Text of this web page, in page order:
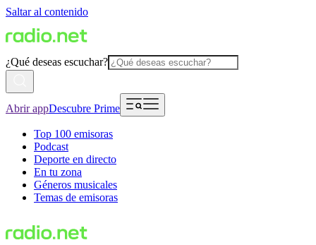
Saltar al contenido
¿Qué deseas escuchar?
Abrir appDescubre Prime
Top 100 emisoras
Podcast
Deporte en directo
En tu zona
Géneros musicales
Temas de emisoras